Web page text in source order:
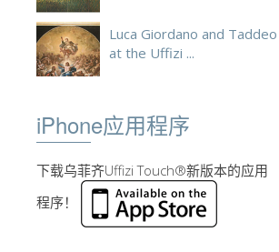
Luca Giordano and
at the Uffizi ...
iPhone应用程序
下载乌菲齐Uffizi Touch®新版本的应用
程序！